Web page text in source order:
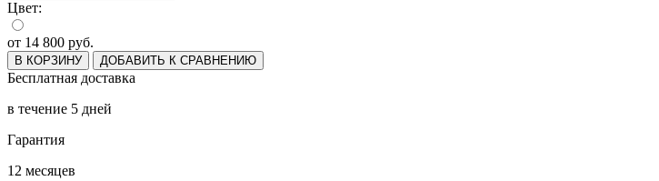
Цвет:
от 14 800 руб.
В КОРЗИНУ ДОБАВИТЬ К СРАВНЕНИЮ
Бесплатная доставка
в течение 5 дней
Гарантия
12 месяцев